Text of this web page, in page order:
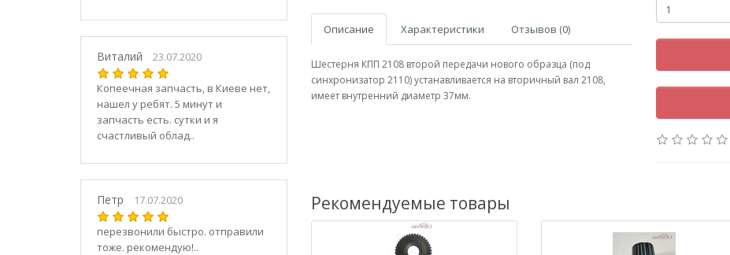
21040
21044
21047
2107
21070
21073
Виталий 23.07.2020
Копеечная запчасть, в Киеве нет,
нашел у ребят. 5 минут и
запчасть есть. сутки и я
счастливый облад..
Петр 17.07.2020
перезвонили быстро. отправили
тоже. рекомендую!..
Описание Характеристики Отзывов (0)
Шестерня КПП 2108 второй передачи нового образца (под
синхронизатор 2110) устанавливается на вторичный вал 2108,
имеет внутренний диаметр 37мм.
Рекомендуемые товары